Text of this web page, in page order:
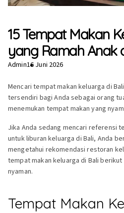
15 Tempat Makan
yang Ramah Anak
Admin16 Juni 2026
Mencari tempat makan keluarga di
tersendiri bagi Anda sebagai orang
menemukan tempat makan yang
Jika Anda sedang mencari referensi
untuk liburan keluarga di Bali, Anda
mengetahui rekomendasi restoran
tempat makan keluarga di Bali berikut
nyaman.
Tempat Makan